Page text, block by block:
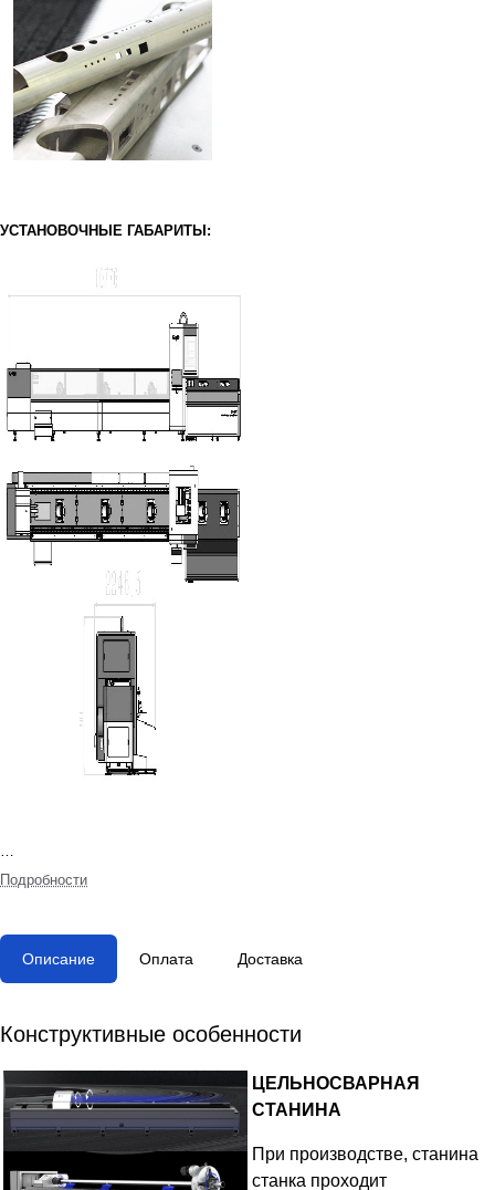
УСТАНОВОЧНЫЕ ГАБАРИТЫ:
Подробности
Описание Оплата Доставка
Конструктивные особенности
ЦЕЛЬНОСВАРНАЯ
СТАНИНА
При производстве, станина
станка проходит